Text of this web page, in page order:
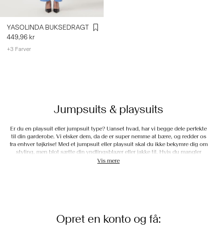
YASOLINDA BUKSEDRAGT
449,96 kr
+3 Farver
Jumpsuits & playsuits
Er du en playsuit eller jumpsuit type? Uanset hvad, har vi begge dele perfekte
til din garderobe. Vi elsker dem, da de er super nemme at bære, og redder os
fra enhver tøjkrise! Med et jumpsuit eller playsuit skal du ikke bekymre dig om
styling, men blot sætte din yndlingsblazer eller jakke til. Hvis du mangler
noget at tilføje over dit jumpsuit eller playsuit, burde du tjekke vores
farver, så de passer til alle forskellige anledninger. Vælg et klassisk sort
jumpsuit, og tilføj kun et par stiletter, så er du klar til fest!
Vis mere
Opret en konto og få: